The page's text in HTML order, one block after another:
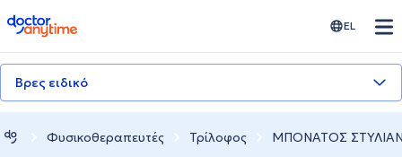
doctoranytime EL
Βρες ειδικό
Φυσικοθεραπευτές Τρίλοφος ΜΠΟΝΑΤΟΣ